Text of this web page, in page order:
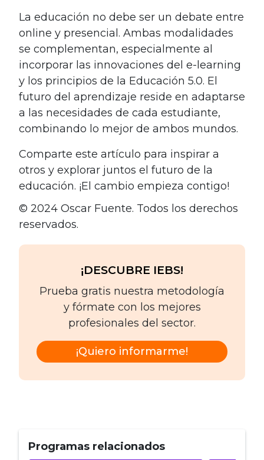
La educación no debe ser un debate entre
online y presencial. Ambas modalidades
se complementan, especialmente al
incorporar las innovaciones del e-learning
y los principios de la Educación 5.0. El
futuro del aprendizaje reside en adaptarse
a las necesidades de cada estudiante,
combinando lo mejor de ambos mundos.
Comparte este artículo para inspirar a
otros y explorar juntos el futuro de la
educación. ¡El cambio empieza contigo!
© 2024 Oscar Fuente. Todos los derechos
reservados.
¡DESCUBRE IEBS!
Prueba gratis nuestra metodología
y fórmate con los mejores
profesionales del sector.
¡Quiero informarme!
Programas relacionados